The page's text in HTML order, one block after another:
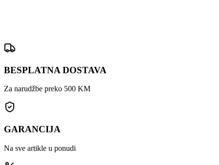
BESPLATNA DOSTAVA
Za narudžbe preko 500 KM
GARANCIJA
Na sve artikle u ponudi